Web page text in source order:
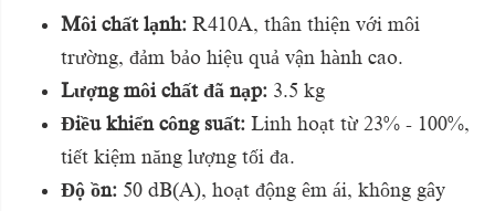
Môi chất lạnh: R410A, thân thiện với môi
trường, đảm bảo hiệu quả vận hành cao.
Lượng môi chất đã nạp: 3.5 kg
Điều khiển công suất: Linh hoạt từ 23% - 100%,
tiết kiệm năng lượng tối đa.
Độ ồn: 50 dB(A), hoạt động êm ái, không gây